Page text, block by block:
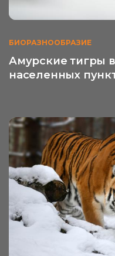
БИОРАЗНООБРАЗИЕ
Амурские тигры
населенных